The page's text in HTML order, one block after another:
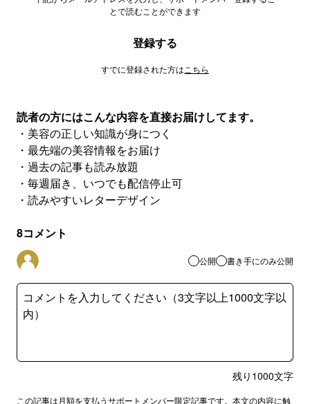
とで読むことができます
登録する
すでに登録された方は こちら
読者の方にはこんな内容を直接お届けしてます。
・美容の正しい知識が身につく
・最先端の美容情報をお届け
・過去の記事も読み放題
・毎週届き、いつでも配信停止可
・読みやすいレターデザイン
8コメント
公開 書き手にのみ公開
残り 1000文字
この記事は月額を支払うサポートメンバー限定記事です。本文の内容に触